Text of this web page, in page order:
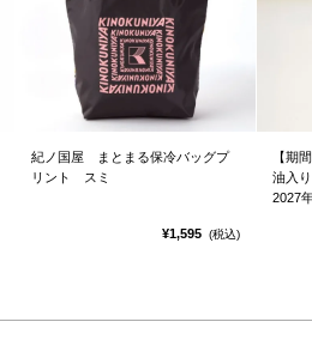
紀ノ国屋 まとまる保冷バッグプ
リント スミ
¥1,595 (税込)
【期
油入
2027